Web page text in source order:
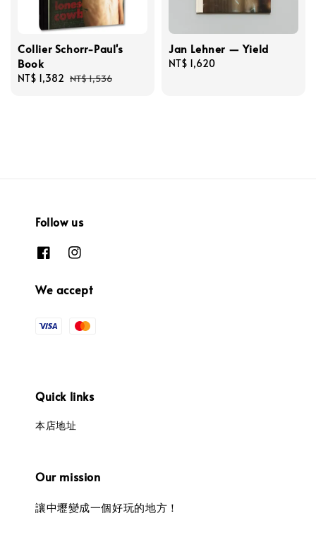
Collier Schorr-Paul's
Book
Sale
NT$ 1,382 Regular
NT$ 1,536
Jan Lehner — Yield
Regular
NT$ 1,620
Follow us
We accept
Quick links
本店地址
Our mission
讓中壢變成一個好玩的地方！